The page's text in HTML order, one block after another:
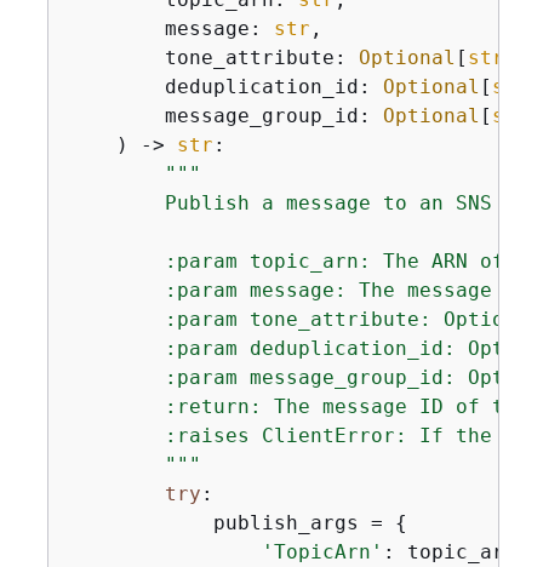
        message:
str ,
        tone_attribute:
Optional [ str
        deduplication_id:
Optional [ str
        message_group_id:
Optional [ str
) -> str :
"""
Publish a message to an SNS
:param topic_arn: The ARN of
:param message: The message
:param tone_attribute:
:param deduplication_id:
:param message_group_id:
:return: The message ID of the
:raises ClientError: If the
        """
try :
            publish_args =
{
'TopicArn' : topic_arn,